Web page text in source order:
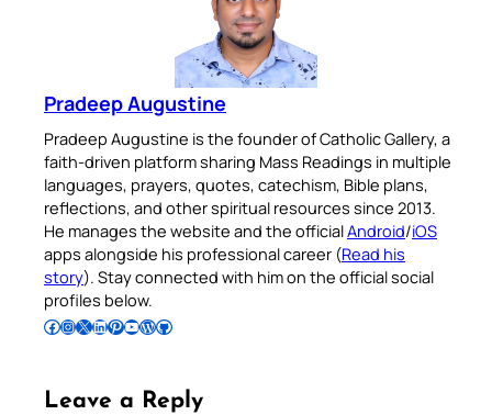
Pradeep Augustine
Pradeep Augustine is the founder of Catholic Gallery, a
faith-driven platform sharing Mass Readings in multiple
languages, prayers, quotes, catechism, Bible plans,
reflections, and other spiritual resources since 2013.
He manages the website and the officialAndroid/iOS
apps alongside his professional career (Read his
story). Stay connected with him on the official social
profiles below.
Follow Pradeep on Facebook Follow Pradeep on InstagramFollow Pradeep on X Follow Pradeep on LinkedIn Follow Pradeep on Pinterest Subscribe to Pradeep’s Youtube Channel Follow Pradeep on WordPress Follow Pradeep on GitHub
Leave a Reply